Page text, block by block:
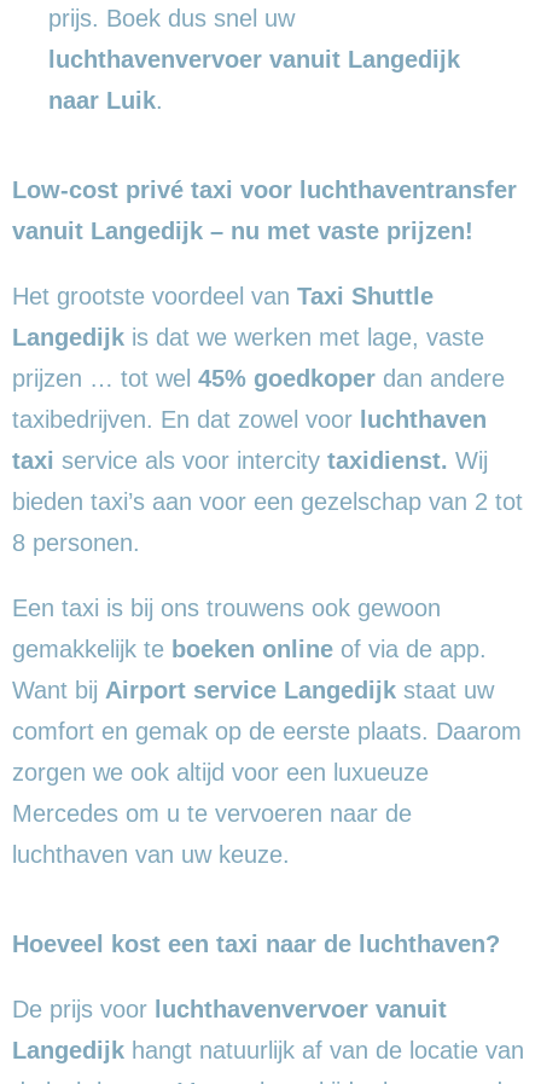
prijs. Boek dus snel uw
luchthavenvervoer vanuit Langedijk
naar Luik.
Low-cost privé taxi voor luchthaventransfer
vanuit Langedijk – nu met vaste prijzen!
Het grootste voordeel van Taxi Shuttle
Langedijk is dat we werken met lage, vaste
prijzen … tot wel 45% goedkoper dan andere
taxibedrijven. En dat zowel voor luchthaven
taxi service als voor intercity taxidienst. Wij
bieden taxi’s aan voor een gezelschap van 2 tot
8 personen.
Een taxi is bij ons trouwens ook gewoon
gemakkelijk te boeken online of via de app.
Want bij Airport service Langedijk staat uw
comfort en gemak op de eerste plaats. Daarom
zorgen we ook altijd voor een luxueuze
Mercedes om u te vervoeren naar de
luchthaven van uw keuze.
Hoeveel kost een taxi naar de luchthaven?
De prijs voor luchthavenvervoer vanuit
Langedijk hangt natuurlijk af van de locatie van